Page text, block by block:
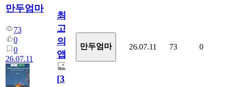
만두엄마
73
0
0
26.07.11
최
고
의
앱.
[3]
만두엄마 26.07.11 73 0